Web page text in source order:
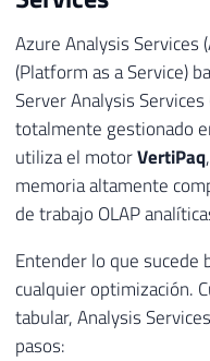
Azure Analysis Services
(Platform as a Service)
Server Analysis Services
totalmente gestionado
utiliza el motorVertiPaq
memoria altamente
de trabajo OLAP
Entender lo que sucede
cualquier optimización.
tabular, Analysis
pasos: